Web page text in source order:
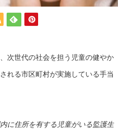
次世代の社会を担う児童の健やか
れる市区町村が実施している手当
に住所を有する児童がいる監護生